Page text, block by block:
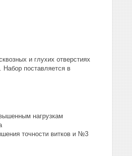
и глухих отверстиях
поставляется в
нагрузкам
точности витков и №3